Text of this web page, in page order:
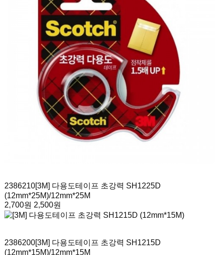
2386210[3M] 다용도테이프 초강력 SH1225D
(12mm*25M)/12mm*25M
2,700원 2,500원
2386200[3M] 다용도테이프 초강력 SH1215D
(12mm*15M)/12mm*15M